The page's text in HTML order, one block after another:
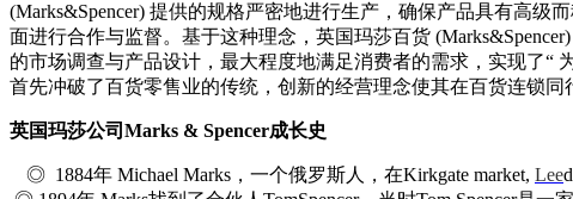
(Marks&Spencer) 提供的规格严密地进行生产，确保产品具有高级
面进行合作与监督。基于这种理念，英国玛莎百货
的市场调查与产品设计，最大程度地满足消费者的需求，实现了“
首先冲破了百货零售业的传统，创新的经营理念使其在百货连锁同
英国玛莎公司Marks & Spencer成长史
◎ 1884年 Michael Marks，一个俄罗斯人，在Kirkgate market, Lee